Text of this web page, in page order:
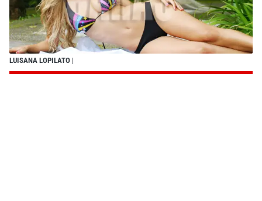
LUISANA LOPILATO |